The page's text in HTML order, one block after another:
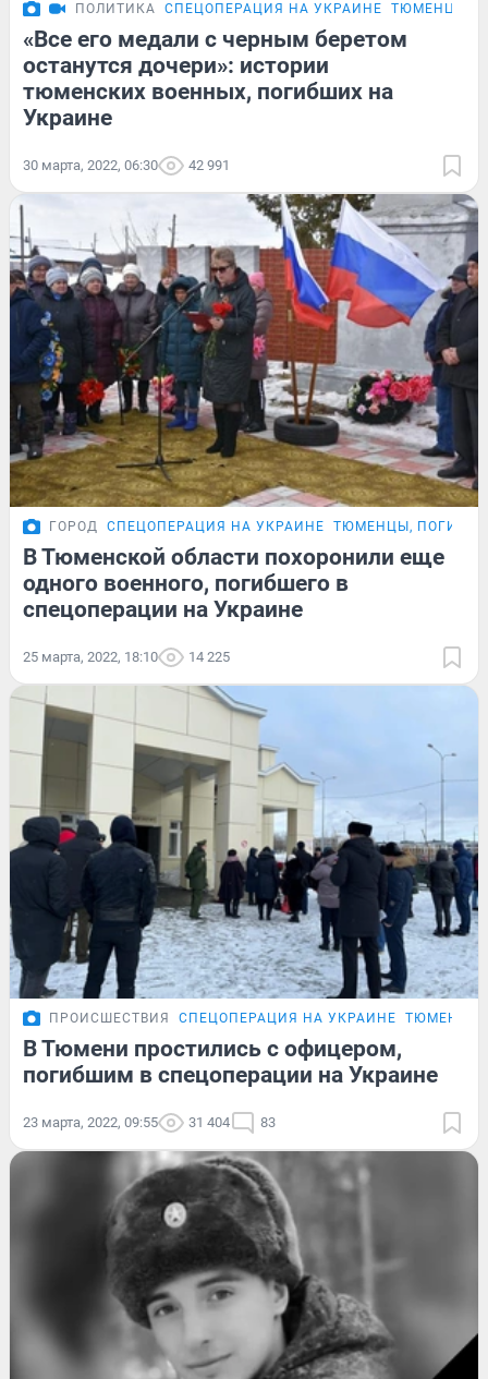
ПОЛИТИКА СПЕЦОПЕРАЦИЯ НА УКРАИНЕ ТЮМЕНЦЫ,
«Все его медали с черным беретом
останутся дочери»: истории
тюменских военных, погибших на
Украине
30 марта, 2022, 06:30 42 991
ГОРОД СПЕЦОПЕРАЦИЯ НА УКРАИНЕ ТЮМЕНЦЫ,
В Тюменской области похоронили еще
одного военного, погибшего в
спецоперации на Украине
25 марта, 2022, 18:10 14 225
ПРОИСШЕСТВИЯ СПЕЦОПЕРАЦИЯ НА УКРАИНЕ ТЮМЕНЦЫ,
В Тюмени простились с офицером,
погибшим в спецоперации на Украине
23 марта, 2022, 09:55 31 404 83